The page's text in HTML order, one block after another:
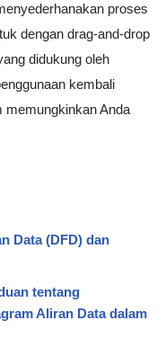
proses
dengan drag-and-drop
didukung oleh
kembali
Anda
Data (DFD) dan
tentang
Aliran Data dalam